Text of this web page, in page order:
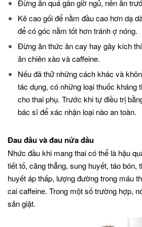
Đừng ăn quá gần giờ ngủ, nên ăn
Kê cao gối để nằm đầu cao hơn dạ
để có góc nằm tốt hơn tránh ợ nóng.
Đừng ăn thức ăn cay hay gây kích
ăn chiên xào và caffeine.
Nếu đã thử những cách khác và
tác dụng, có những loại thuốc kháng
cho thai phụ. Trước khi tự điều trị
bác sĩ để xác nhận loại nào an toàn.
Đau đầu và đau nửa đầu
Nhức đầu khi mang thai có thể là hậu
tiết tố, căng thẳng, sung huyết, táo bón,
huyết áp thấp, lượng đường trong máu
cai caffeine. Trong một số trường hợp,
sản giật.